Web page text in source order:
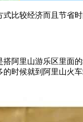
比较经济而且节省
阿里山游乐区里面
时候就到阿里山火